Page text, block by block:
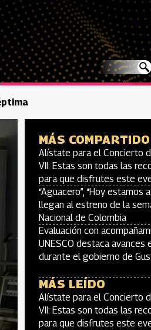
MÁS COMPARTIDO
Alístate para el Concierto
VII: Estas son todas las
para que disfrutes este
“Aguacero”, “Hoy estamos
llegan al estreno de la
Nacional de Colombia
Evaluación con
UNESCO destaca avances
durante el gobierno de
MÁS LEÍDO
Alístate para el Concierto
VII: Estas son todas las
para que disfrutes este